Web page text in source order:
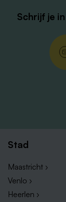
Schrijf je
Stad
Maastricht ›
Venlo ›
Heerlen ›